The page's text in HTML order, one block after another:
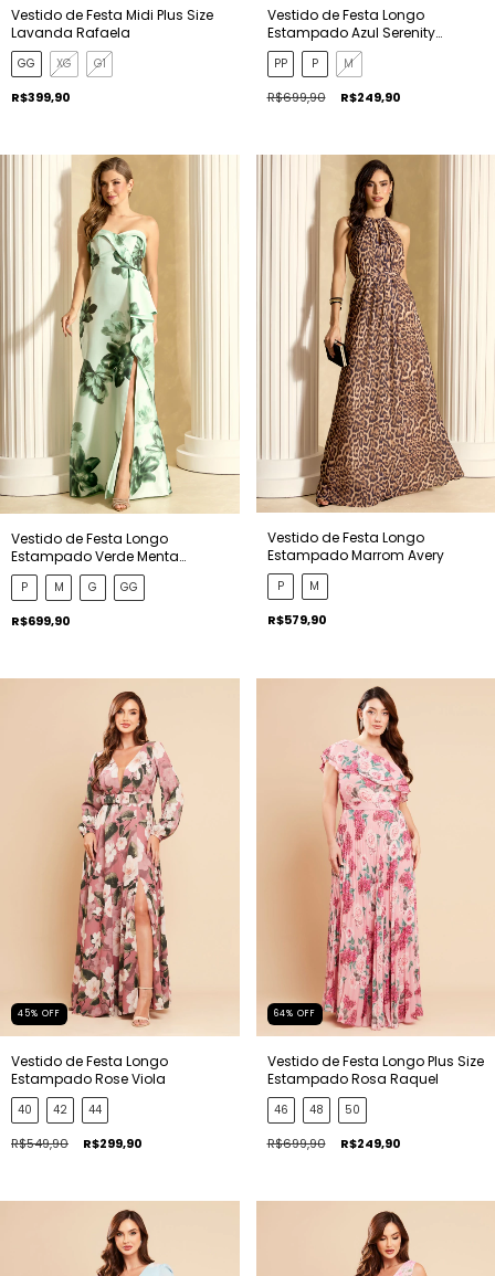
Vestido de Festa Midi Plus Size
Lavanda Rafaela
GG XG G1
R$399,90
Vestido de Festa Longo
Estampado Azul Serenity
Rafaela
PP P M
R$699,90 R$249,90
Vestido de Festa Longo
Estampado Verde Menta
Stefania
P M G GG
R$699,90
Vestido de Festa Longo
Estampado Marrom Avery
P M
R$579,90
45% OFF
Vestido de Festa Longo
Estampado Rose Viola
40 42 44
R$549,90 R$299,90
64% OFF
Vestido de Festa Longo Plus Size
Estampado Rosa Raquel
46 48 50
R$699,90 R$249,90